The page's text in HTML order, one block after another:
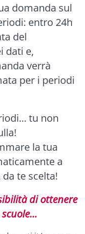
domanda sul
entro 24h
del
dati e,
verrà
per i periodi
tu non
la tua
a
te scelta!
di ottenere